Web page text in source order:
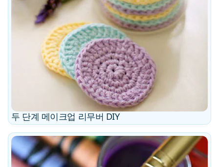
두 단계 메이크업 리무버 DIY